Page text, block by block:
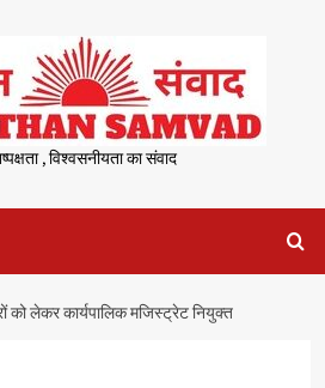
, विश्वसनीयता का संवाद
को लेकर कार्यपालिक मजिस्ट्रेट नियुक्त